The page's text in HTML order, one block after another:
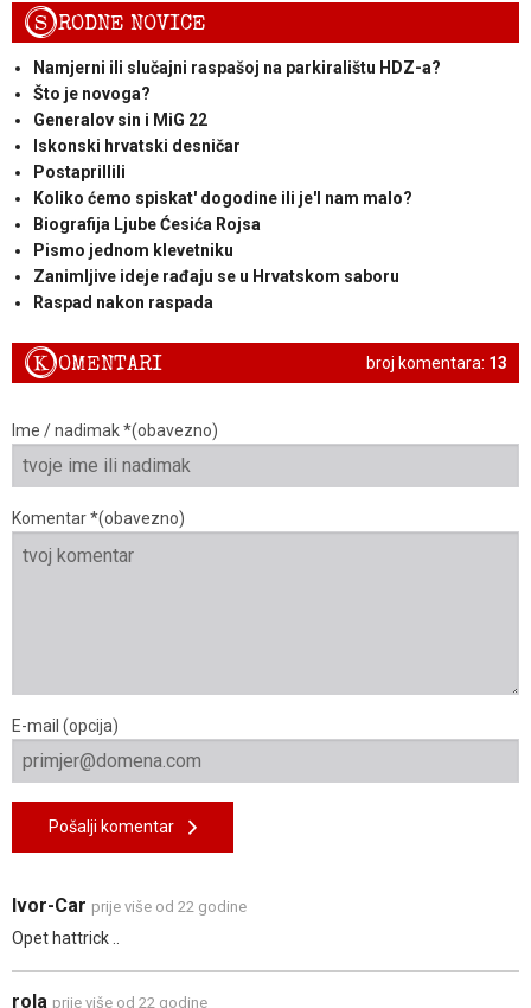
SRODNE NOVICE
Namjerni ili slučajni raspašoj na parkiralištu HDZ-a?
Što je novoga?
Generalov sin i MiG 22
Iskonski hrvatski desničar
Postaprillili
Koliko ćemo spiskat' dogodine ili je'l nam malo?
Biografija Ljube Ćesića Rojsa
Pismo jednom klevetniku
Zanimljive ideje rađaju se u Hrvatskom saboru
Raspad nakon raspada
broj komentara: 13
KOMENTARI
Ime / nadimak *(obavezno)
Komentar *(obavezno)
E-mail (opcija)
Pošalji komentar
Ivor-Car prije više od 22 godine
Opet hattrick ..
rola prije više od 22 godine